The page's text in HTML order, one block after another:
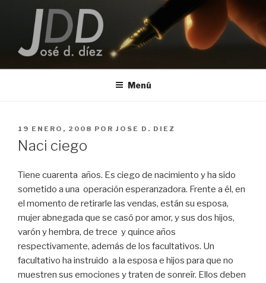
contenido
JOSE D. DIEZ
Menú
PUBLICADO
EL
19 ENERO, 2008 POR JOSE D. DIEZ
Naci ciego
Tiene cuarenta años. Es ciego de nacimiento y ha sido
sometido a una operación esperanzadora. Frente a él, en
el momento de retirarle las vendas, están su esposa,
mujer abnegada que se casó por amor, y sus dos hijos,
varón y hembra, de trece y quince años
respectivamente, además de los facultativos. Un
facultativo ha instruido a la esposa e hijos para que no
muestren sus emociones y traten de sonreír. Ellos deben